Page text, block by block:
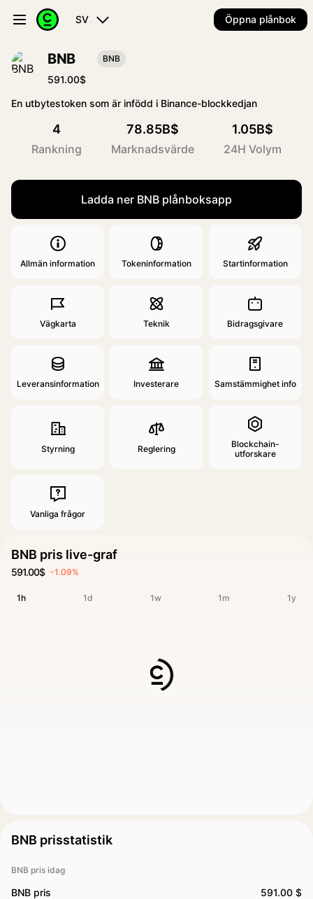
SV Öppna plånbok
BNB BNB
591.00$
En utbytestoken som är infödd i Binance-blockkedjan
4
Rankning
78.85B$
Marknadsvärde
1.05B$
24H Volym
Ladda ner BNB plånboksapp
Allmän information Tokeninformation Startinformation
Vägkarta Teknik Bidragsgivare
Leveransinformation Investerare Samstämmighet info
Styrning Reglering
Blockchain-
utforskare
Vanliga frågor
BNB pris live-graf
591.00$ -1.09%
1h 1d 1w 1m 1y
BNB prisstatistik
BNB pris idag
BNB pris 591.00 $